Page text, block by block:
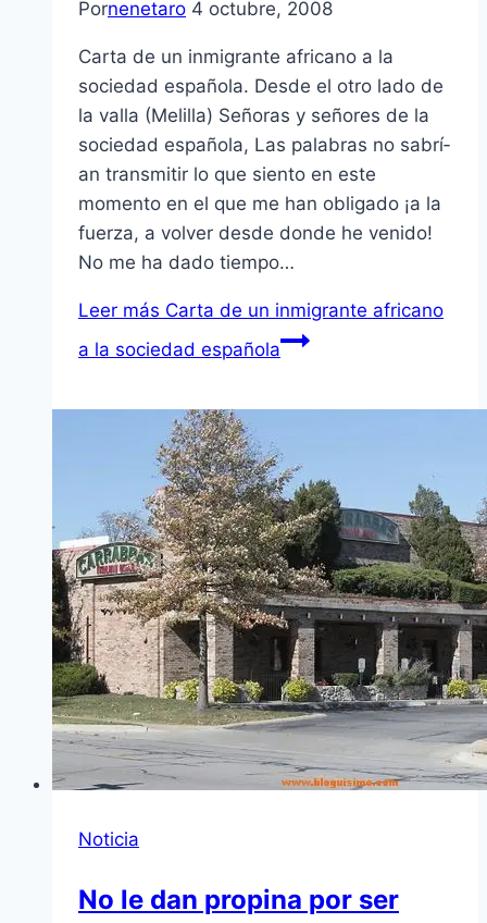
Pornenetaro 4 octubre, 2008
Carta de un inmigrante africano a la
sociedad española. Desde el otro lado de
la valla (Melilla) Señoras y señores de la
sociedad española, Las palabras no sabrí­
an transmitir lo que siento en este
momento en el que me han obligado ¡a la
fuerza, a volver desde donde he venido!
No me ha dado tiempo…
Leer más Carta de un inmigrante africano
a la sociedad española
Noticia
No le dan propina por ser